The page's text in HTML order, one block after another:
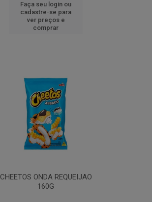
Faça seu login ou
cadastre-se para
ver preços e
comprar
CHEETOS ONDA REQUEIJAO
160G